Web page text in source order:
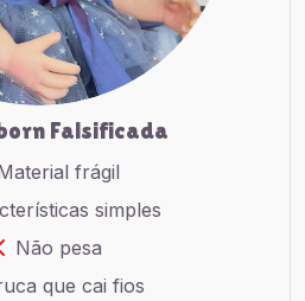
Falsificada
frágil
simples
Não pesa
que cai fios